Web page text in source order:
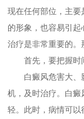
现在任何部位，主
的形象，也容易引
治疗是非常重要的。
首先，要把握时
白癜风危害大、影
机，及时治疗。白
轻。此时，病情可以